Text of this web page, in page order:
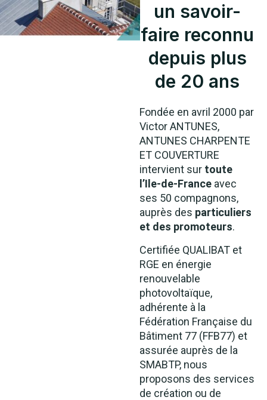
un savoir-
faire reconnu
depuis plus
de 20 ans
Fondée en avril 2000 par
Victor ANTUNES,
ANTUNES CHARPENTE
ET COUVERTURE
intervient sur toute
l’Ile-de-France avec
ses 50 compagnons,
auprès des particuliers
et des promoteurs.
Certifiée QUALIBAT et
RGE en énergie
renouvelable
photovoltaïque,
adhérente à la
Fédération Française du
Bâtiment 77 (FFB77) et
assurée auprès de la
SMABTP, nous
proposons des services
de création ou de